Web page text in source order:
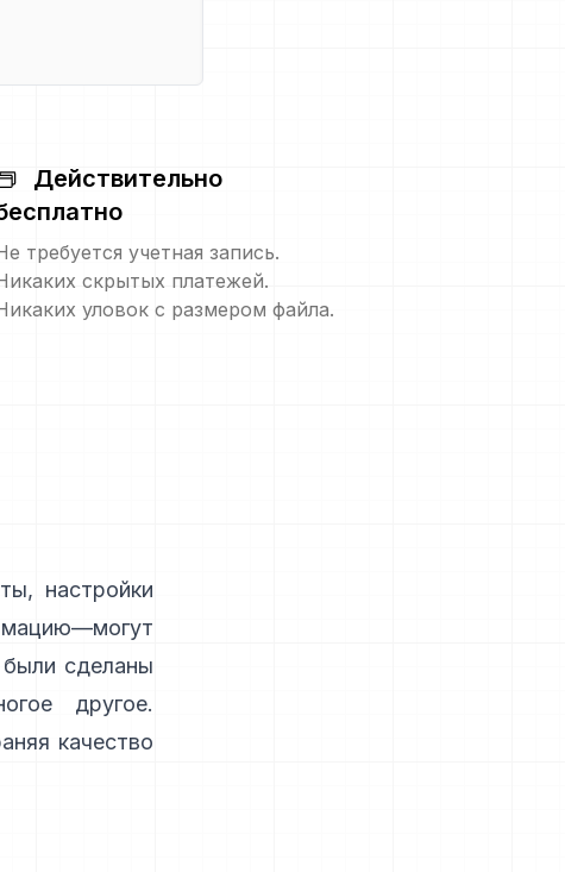
Действительно
требуется учетная запись.
скрытых платежей.
уловок с размером файла.
настройки
сделаны
другое.
качество